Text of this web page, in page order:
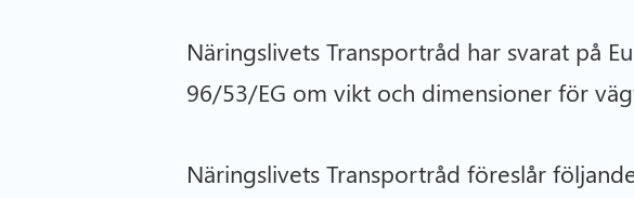
Näringslivets Transportråd har svarat på
96/53/EG om vikt och dimensioner för
Näringslivets Transportråd föreslår